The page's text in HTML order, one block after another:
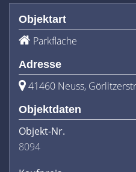
Objektart
Parkfläche
Adresse
41460 Neuss,
Objektdaten
Objekt-Nr.
8094